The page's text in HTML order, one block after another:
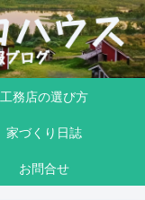
工務店の選び方
家づくり日誌
お問合せ